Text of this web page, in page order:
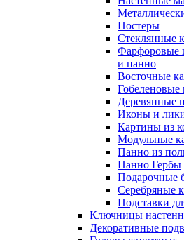
Постеры
Стеклянные
Фарфоровые
и панно
Восточные
Гобеленовые
Деревянные
Иконы и
Картины из
Модульные
Панно из
Панно Гербы
Подарочные
Серебряные
Подставки
Ключницы
Декоративные